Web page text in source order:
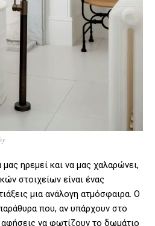
ηρεμεί και να μας χαλαρώνει,
στοιχείων είναι ένας
μια ανάλογη ατμόσφαιρα. Ο
που, αν υπάρχουν στο
να φωτίζουν το δωμάτιο